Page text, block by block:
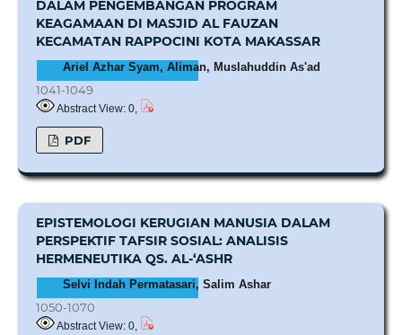
DALAM PENGEMBANGAN PROGRAM
KEAGAMAAN DI MASJID AL FAUZAN
KECAMATAN RAPPOCINI KOTA MAKASSAR
Ariel Azhar Syam, Aliman, Muslahuddin As'ad
1041-1049
Abstract View: 0,
PDF
EPISTEMOLOGI KERUGIAN MANUSIA DALAM
PERSPEKTIF TAFSIR SOSIAL: ANALISIS
HERMENEUTIKA QS. AL-‘ASHR
Selvi Indah Permatasari, Salim Ashar
1050-1070
Abstract View: 0,